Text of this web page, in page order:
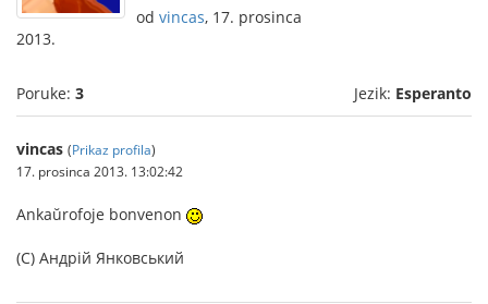
od vincas, 17. prosinca
2013.
Poruke: 3 Jezik: Esperanto
vincas (Prikaz profila)
17. prosinca 2013. 13:02:42
Ankaŭrofoje bonvenon
(C) Андрій Янковський